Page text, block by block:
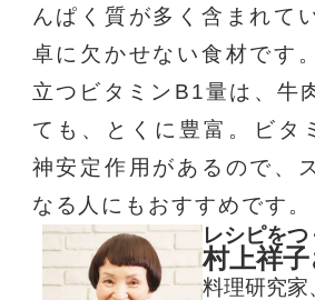
んぱく質が多く含まれて
卓に欠かせない食材です
立つビタミンB1量は、牛
ても、とくに豊富。ビタ
神安定作用があるので、
なる人にもおすすめです。
レシピをつ
村上祥
料理研究家